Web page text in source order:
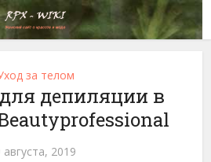
за телом
депиляции в
августа, 2019